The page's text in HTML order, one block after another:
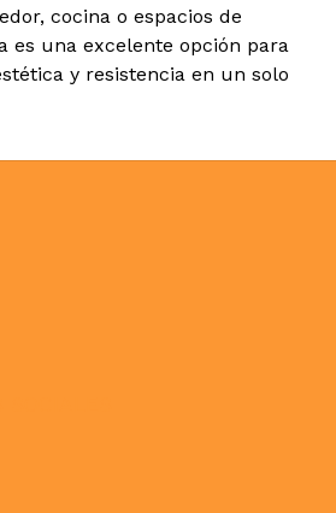
cocina o espacios de
es una excelente opción para
y resistencia en un solo